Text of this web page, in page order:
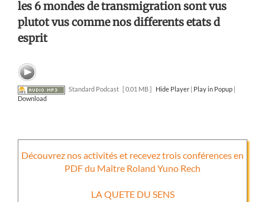
les 6 mondes de transmigration sont vus
plutot vus comme nos differents etats d
esprit
Standard Podcast [ 0.01 MB ] Hide Player| Play in Popup|
Download
Découvrez nos activités et recevez trois conférences en
PDF du Maître Roland Yuno Rech
LA QUETE DU SENS